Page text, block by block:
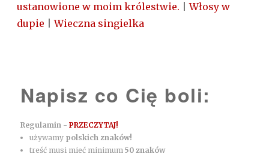
ustanowione w moim królestwie. |Włosy w
dupie |Wieczna singielka
Napisz co Cię boli:
Regulamin -PRZECZYTAJ!
używamy polskich znaków!
treść musi mieć minimum50 znaków